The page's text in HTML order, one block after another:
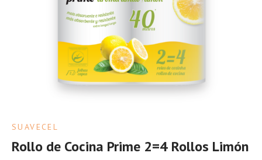
SUAVECEL
Rollo de Cocina Prime 2=4 Rollos Limón